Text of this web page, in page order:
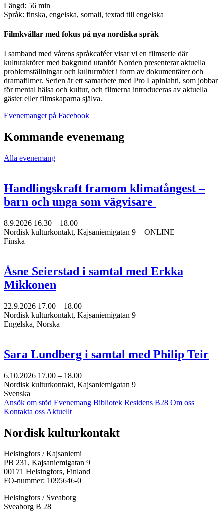
Längd: 56 min
Språk: finska, engelska, somali, textad till engelska
Filmkvällar med fokus på nya nordiska språk
I samband med vårens språkcaféer visar vi en filmserie där
kulturaktörer med bakgrund utanför Norden presenterar aktuella
problemställningar och kulturmötet i form av dokumentärer och
dramafilmer. Serien är ett samarbete med Pro Lapinlahti, som jobbar
för mental hälsa och kultur, och filmerna introduceras av aktuella
gäster eller filmskaparna själva.
Evenemanget på FacebookÖppnas
ny
Kommande evenemang
Alla evenemang
Handlingskraft framom klimatångest –
barn och unga som vägvisare
8.9.2026 16.30 – 18.00
Nordisk kulturkontakt, Kajsaniemigatan 9 + ONLINE
Finska
Åsne Seierstad i samtal med Erkka
Mikkonen
22.9.2026 17.00 – 18.00
Nordisk kulturkontakt, Kajsaniemigatan 9
Engelska, Norska
Sara Lundberg i samtal med Philip Teir
6.10.2026 17.00 – 18.00
Nordisk kulturkontakt, Kajsaniemigatan 9
Svenska
Ansök om stöd Evenemang Bibliotek Residens B28 Om oss
Kontakta oss Aktuellt
Facebook:
Öppnas
en
ny
flik
Instagram:
Öppnas
en
ny
flik
TikTok:
Öppnas
en
ny
flik
Youtube:
Öppnas
en
ny
flik
Vimeo:
Öppnas
en
ny
flik
Nordisk kulturkontakt
Helsingfors / Kajsaniemi
PB 231, Kajsaniemigatan 9
00171 Helsingfors, Finland
FO-nummer: 1095646-0
Helsingfors / Sveaborg
Sveaborg B 28